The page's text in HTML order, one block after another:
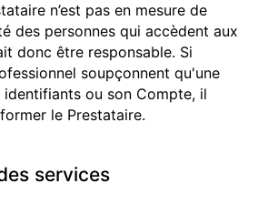
n’est pas en mesure de
des personnes qui accèdent aux
donc être responsable. Si
soupçonnent qu'une
identifiants ou son Compte, il
le Prestataire.
services